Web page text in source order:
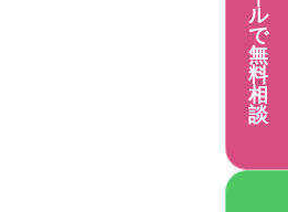
ル
で
無
料
相
談